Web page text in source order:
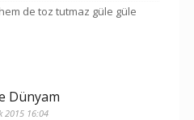
de toz tutmaz güle güle
Dünyam
2015 16:04